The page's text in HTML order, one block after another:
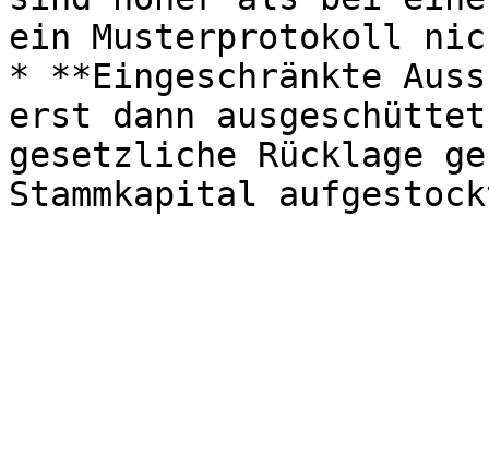
ein Musterprotokoll
* **Eingeschränkte
erst dann
gesetzliche Rücklage